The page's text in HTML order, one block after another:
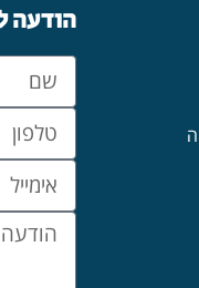
הודעה